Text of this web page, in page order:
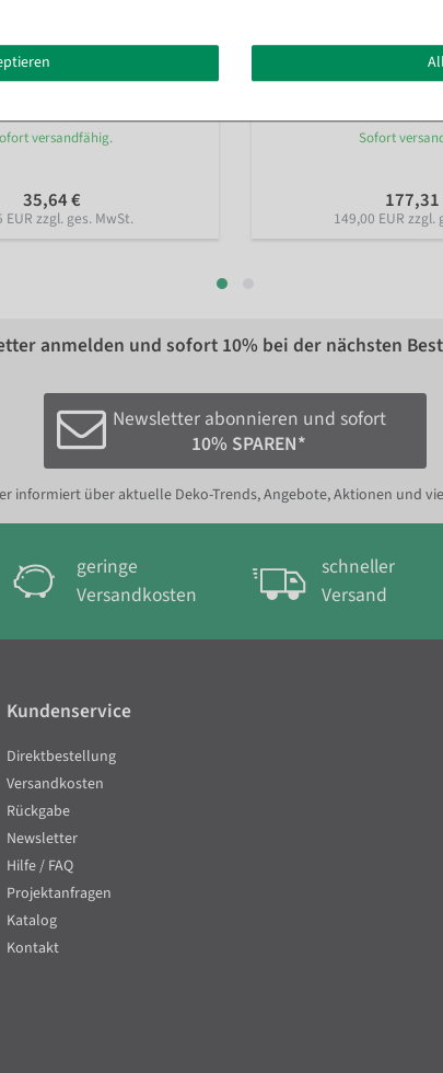
mit Aluminiumkufen 45
versandfähig.
35,64 €
EUR zzgl. ges. MwSt.
Hornschlitten Original,
Sofort
149,00 EUR zzgl.
anmelden und sofort 10% bei der nächsten
Newsletter abonnieren und sofort
10% SPAREN*
informiert über aktuelle Deko-Trends, Angebote, Aktionen und
geringe
Versandkosten
schneller
Versand
Kundenservice
Direktbestellung
Versandkosten
Rückgabe
Newsletter
Hilfe / FAQ
Projektanfragen
Katalog
Kontakt